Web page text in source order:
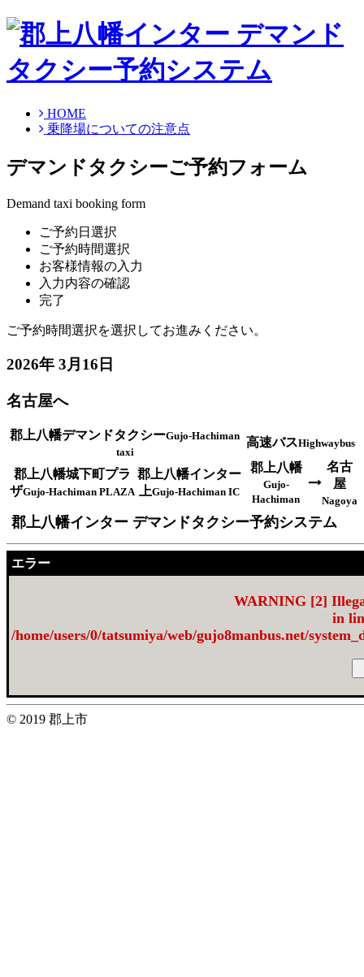
HOME
乗降場についての注意点
デマンドタクシーご予約フォーム
Demand taxi booking form
ご予約日選択
ご予約時間選択
お客様情報の入力
入力内容の確認
完了
ご予約時間選択を選択してお進みください。
2026年 3月16日
名古屋へ
郡上八幡デマンドタクシーGujo-Hachiman
taxi
高速バスHighwaybus
郡上八幡城下町プラ
ザGujo-Hachiman PLAZA
郡上八幡インター
上Gujo-Hachiman IC
郡上八幡
Gujo-
Hachiman
名古
屋
Nagoya
郡上八幡インター デマンドタクシー予約システム
エラー
WARNING[2]
in
/home/users/0/tatsumiya/web/gujo8manbus.net/
© 2019 郡上市